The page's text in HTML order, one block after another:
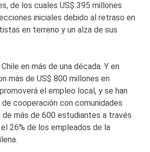
de los cuales US$ 395 millones
iniciales debido al retraso en
en terreno y un alza de sus
en más de una década. Y en
más de US$ 800 millones en
el empleo local, y se han
cooperación con comunidades
más de 600 estudiantes a través
26% de los empleados de la